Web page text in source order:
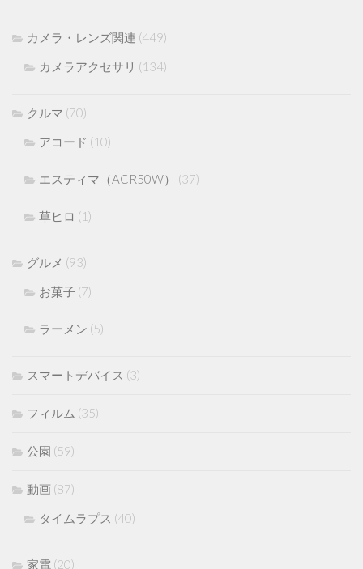
カメラ・レンズ関連 (449)
カメラアクセサリ (134)
クルマ (70)
アコード (10)
エスティマ（ACR50W） (37)
草ヒロ (1)
グルメ (93)
お菓子 (7)
ラーメン (5)
スマートデバイス (3)
フィルム (35)
公園 (59)
動画 (87)
タイムラプス (40)
家電 (20)